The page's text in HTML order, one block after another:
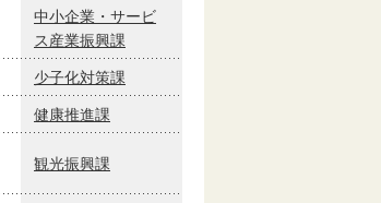
中小企業・サービ
ス産業振興課
少子化対策課
健康推進課
観光振興課